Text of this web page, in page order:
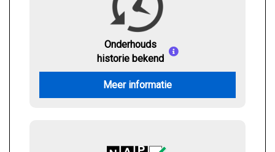
Onderhouds
historie bekend
Meer informatie